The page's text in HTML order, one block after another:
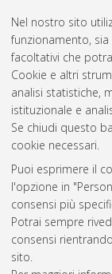
Nel nostro sito
funzionamento,
facoltativi che
Cookie e altri
analisi statistiche,
istituzionale e
Se chiudi questo
cookie necessari.
Puoi esprimere il
l'opzione in
consensi più
Potrai sempre
consensi
sito.
Studiorum
Scienze chirurgiche
10.6092/unibo/
Questa lista
Atom
Rss 1.0
Rss 2.0